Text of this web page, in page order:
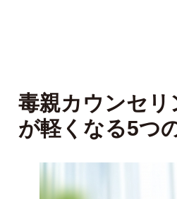
毒親カウンセ
が軽くなる5つ